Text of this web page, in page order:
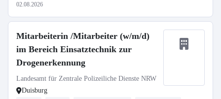
02.08.2026
Mitarbeiterin /Mitarbeiter (w/m/d)
im Bereich Einsatztechnik zur
Drogenerkennung
Landesamt für Zentrale Polizeiliche Dienste NRW
Duisburg